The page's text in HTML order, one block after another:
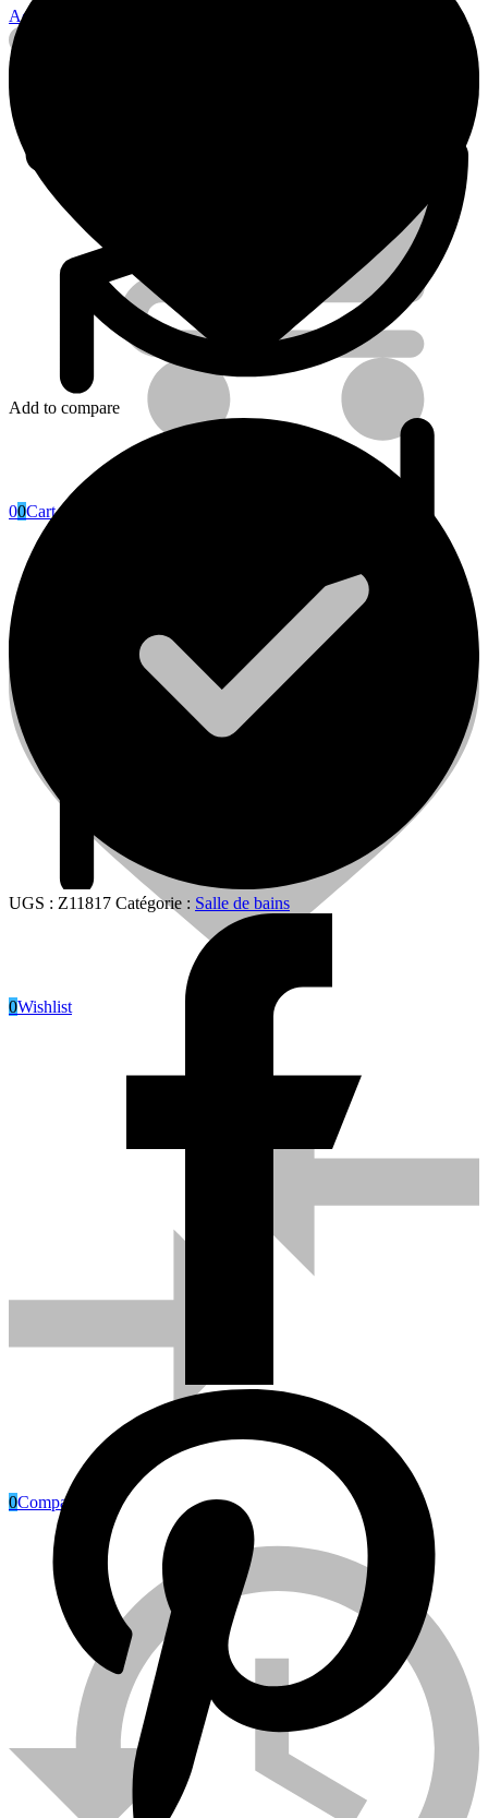
Account
00Cart
0Wishlist
0Compare
Add to compare
UGS : Z11817 Catégorie : Salle de bains